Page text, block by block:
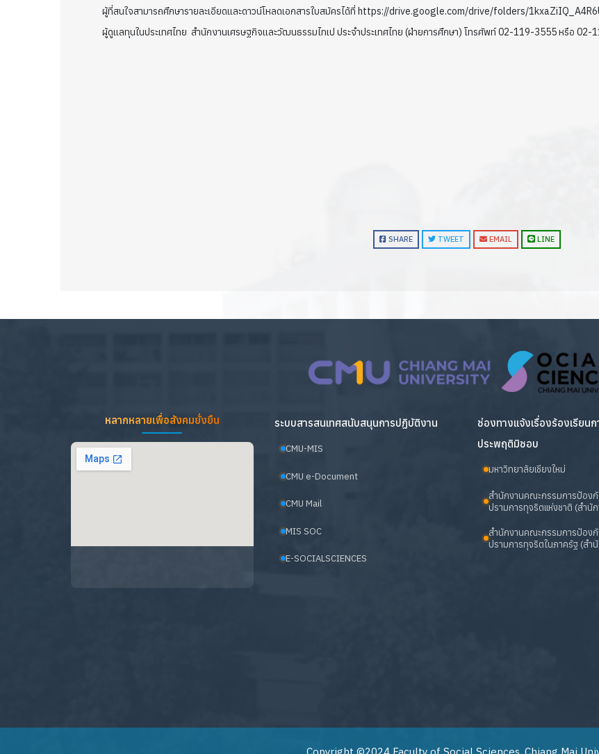
ผู้ที่สนใจสามารถศึกษารายละเอียดและดาวน์โหลดเอกสารใบสมัครได้ที่ https://drive.google.com/drive/folders/
ผู้ดูแลทุนในประเทศไทย สำนักงานเศรษฐกิจและวัฒนธรรมไทเป ประจำประเทศไทย (ฝ่ายการศึกษา) โทรศัพท์ 02-119-3555 หรือ
SHARE TWEET EMAIL LINE
หลากหลายเพื่อสังคมยั่งยืน ระบบสารสนเทศสนับสนุนการปฏิบัติงาน
CMU-MIS
CMU e-Document
CMU Mail
MIS SOC
E-SOCIALSCIENCES
ช่องทางแจ้งเรื่องร้องเรียน
ประพฤติมิชอบ
มหาวิทยาลัยเชียงใหม่
สำนักงานคณะกรรมการป้องกั
ปรามการทุจริตแห่งชาติ (สำนั
สำนักงานคณะกรรมการป้องกั
ปรามการทุจริตในภาครัฐ (สำ